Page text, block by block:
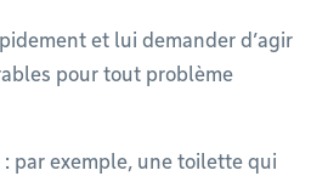
et lui demander d’agir
pour tout problème
par exemple, une toilette qui